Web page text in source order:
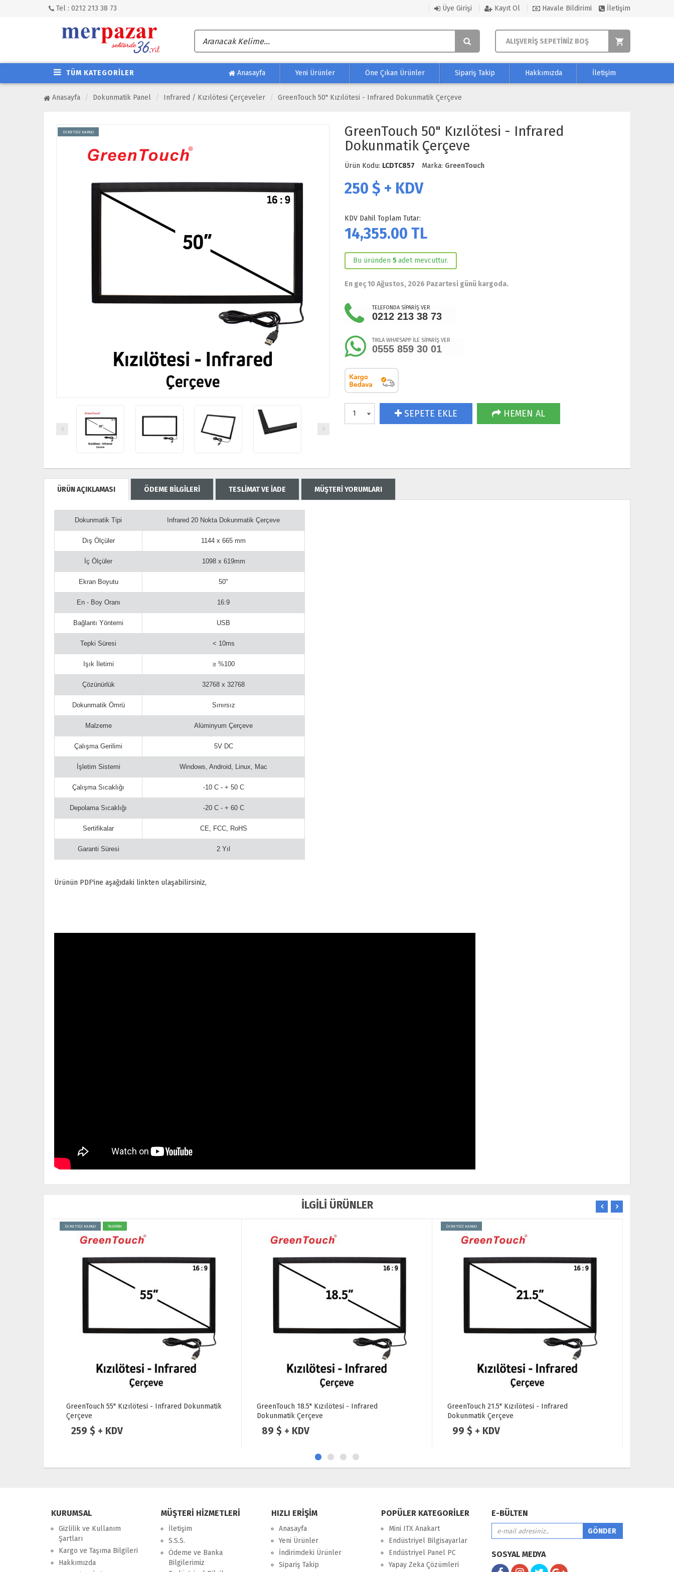
Tel : 0212 213 38 73 Üye Girişi Kayıt Ol Havale Bildirimi İletişim
ALIŞVERİŞ SEPETİNİZ BOŞ
TÜM KATEGORİLER Anasayfa Yeni Ürünler Öne Çıkan Ürünler Sipariş Takip Hakkımızda İletişim
Anasayfa Dokunmatik Panel Infrared / Kızılötesi Çerçeveler GreenTouch 50" Kızılötesi - Infrared Dokunmatik Çerçeve
ÜCRETSİZ KARGO
GreenTouch 50" Kızılötesi - Infrared
Dokunmatik Çerçeve
Ürün Kodu: LCDTC857 Marka: GreenTouch
250 $ + KDV
KDV Dahil Toplam Tutar:
14,355.00 TL
Bu üründen 5adet mevcuttur.
En geç 10 Ağustos, 2026 Pazartesi günü kargoda.
TELEFONDA SİPARİŞ VER
0212 213 38 73
TIKLA WHATSAPP İLE SİPARİŞ VER
0555 859 30 01
SEPETE EKLE HEMEN AL
ÜRÜN AÇIKLAMASI ÖDEME BİLGİLERİ TESLİMAT VE İADE MÜŞTERİ YORUMLARI
Dokunmatik Tipi Infrared 20 Nokta Dokunmatik Çerçeve
Dış Ölçüler 1144 x 665 mm
İç Ölçüler 1098 x 619mm
Ekran Boyutu 50"
En - Boy Oranı 16:9
Bağlantı Yöntemi USB
Tepki Süresi < 10ms
Işık İletimi ≥ %100
Çözünürlük 32768 x 32768
Dokunmatik Ömrü Sınırsız
Malzeme Alüminyum Çerçeve
Çalışma Gerilimi 5V DC
İşletim Sistemi Windows, Android, Linux, Mac
Çalışma Sıcaklığı -10 C - + 50 C
Depolama Sıcaklığı -20 C - + 60 C
Sertifikalar CE, FCC, RoHS
Garanti Süresi 2 Yıl
Ürünün PDF'ine aşağıdaki linkten ulaşabilirsiniz,
İLGİLİ ÜRÜNLER
ÜCRETSİZ KARGO İNDİRİM
GreenTouch 55" Kızılötesi - Infrared Dokunmatik
Çerçeve
259 $ + KDV
GreenTouch 18.5" Kızılötesi - Infrared
Dokunmatik Çerçeve
89 $ + KDV
ÜCRETSİZ KARGO
GreenTouch 21.5" Kızılötesi - Infrared
Dokunmatik Çerçeve
99 $ + KDV
KURUMSAL
Gizlilik ve Kullanım
Şartları
Kargo ve Taşıma Bilgileri
Hakkımızda
MÜŞTERİ HİZMETLERİ
İletişim
S.S.S.
Ödeme ve Banka
Bilgilerimiz
HIZLI ERİŞİM
Anasayfa
Yeni Ürünler
İndirimdeki Ürünler
Sipariş Takip
POPÜLER KATEGORİLER
Mini ITX Anakart
Endüstriyel Bilgisayarlar
Endüstriyel Panel PC
Yapay Zeka Çözümleri
E-BÜLTEN
SOSYAL MEDYA